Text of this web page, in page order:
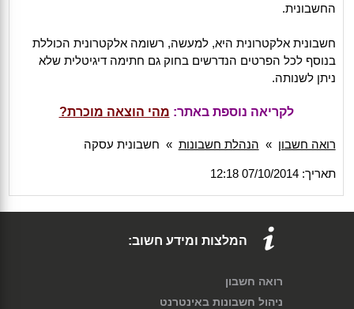
החשבונית.
חשבונית אלקטרונית היא, למעשה, רשומה אלקטרונית הכוללת
בנוסף לכל הפרטים הנדרשים בחוק גם חתימה דיגיטלית שלא
ניתן לשנותה.
לקריאה נוספת באתר: מהי הוצאה מוכרת?
רואה חשבון » הנהלת חשבונות » חשבונית עסקה
תאריך: 07/10/2014 12:18
המלצות ומידע חשוב:
רואה חשבון
ניהול חשבונות באינטרנט